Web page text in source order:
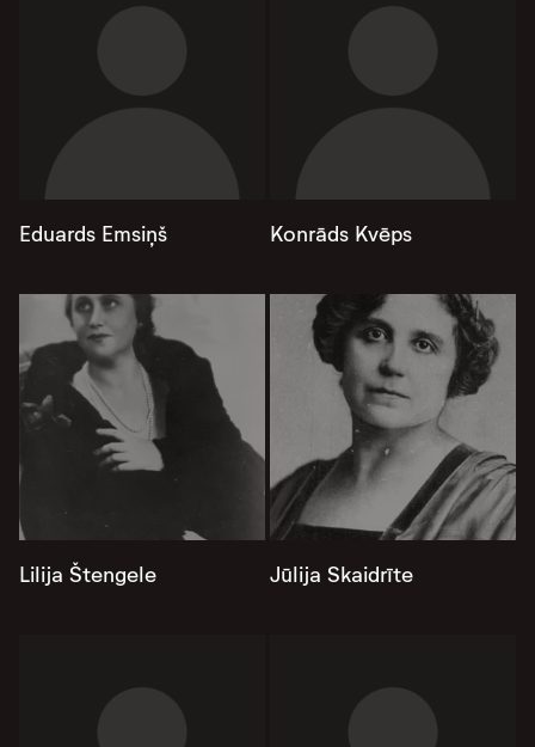
Eduards Emsiņš Konrāds Kvēps
Lilija Štengele Jūlija Skaidrīte